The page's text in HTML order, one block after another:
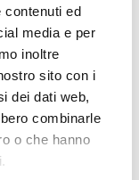
contenuti ed
media e per
inoltre
sito con i
dei dati web,
combinarle
o che hanno
coupon
per azzerare